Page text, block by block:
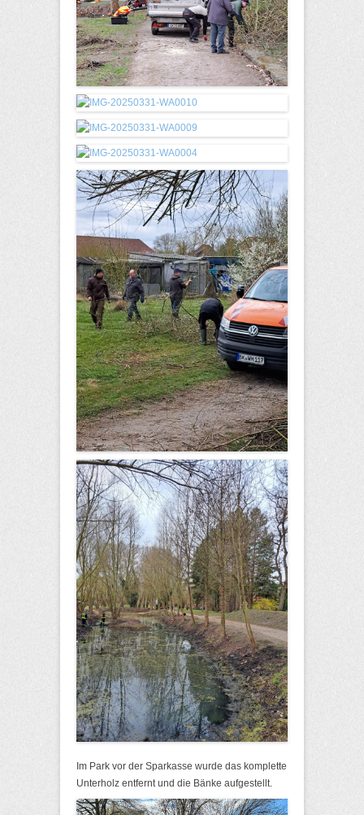
Im Park vor der Sparkasse wurde das komplette
Unterholz entfernt und die Bänke aufgestellt.